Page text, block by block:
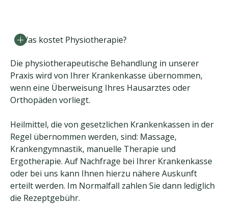
Was kostet Physiotherapie?
Die physiotherapeutische Behandlung in unserer
Praxis wird von Ihrer Krankenkasse übernommen,
wenn eine Überweisung Ihres Hausarztes oder
Orthopäden vorliegt.
​Heilmittel, die von gesetzlichen Krankenkassen in der
Regel übernommen werden, sind: Massage,
Krankengymnastik, manuelle Therapie und
Ergotherapie. Auf Nachfrage bei Ihrer Krankenkasse
oder bei uns kann Ihnen hierzu nähere Auskunft
erteilt werden. Im Normalfall zahlen Sie dann lediglich
die Rezeptgebühr.